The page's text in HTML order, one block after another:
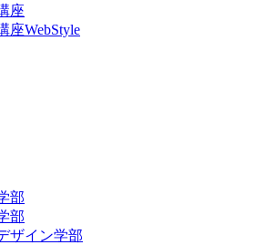
座
座WebStyle
部
部
ザイン学部